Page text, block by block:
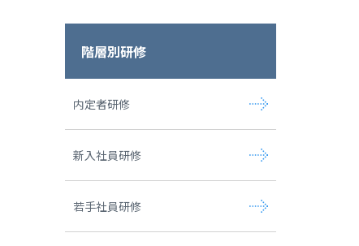
階層別研修
内定者研修
新入社員研修
若手社員研修